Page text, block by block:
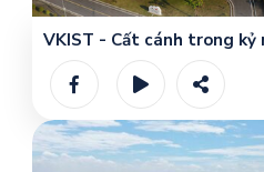
VKIST - Cất cánh trong kỷ